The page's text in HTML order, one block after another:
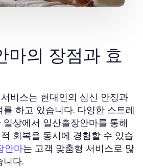
마의 장점과 효
비스는 현대인의 심신 안정과
하고 있습니다. 다양한 스트레
상에서 일산출장안마를 통해
회복을 동시에 경험할 수 있습
안마는 고객 맞춤형 서비스로 많
니다.